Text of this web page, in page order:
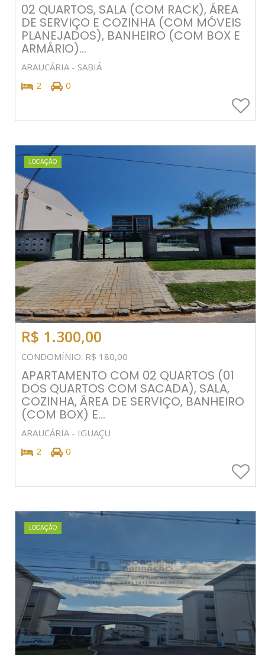
02 QUARTOS, SALA (COM RACK), ÁREA
DE SERVIÇO E COZINHA (COM MÓVEIS
PLANEJADOS), BANHEIRO (COM BOX E
ARMÁRIO)...
ARAUCÁRIA - SABIÁ
2
0
LOCAÇÃO
R$ 1.300,00
CONDOMÍNIO: R$ 180,00
APARTAMENTO COM 02 QUARTOS (01
DOS QUARTOS COM SACADA), SALA,
COZINHA, ÁREA DE SERVIÇO, BANHEIRO
(COM BOX) E...
ARAUCÁRIA - IGUAÇU
2
0
LOCAÇÃO